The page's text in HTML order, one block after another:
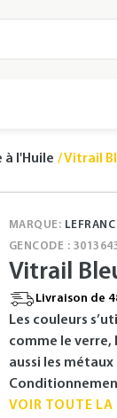
à l'Huile Vitrail
MARQUE:
GENCODE :
Vitrail
Livraison de
Les couleurs
comme le verre,
aussi les
VOIR TOUTE LA